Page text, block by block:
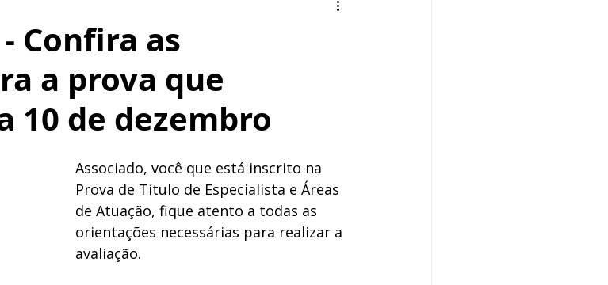
na mídia
Confira as
a prova que
10 de dezembro
Associado, você que está inscrito na
Prova de Título de Especialista e Áreas
de Atuação, fique atento a todas as
orientações necessárias para realizar a
avaliação.